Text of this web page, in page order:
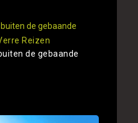
Reizen
de gebaande